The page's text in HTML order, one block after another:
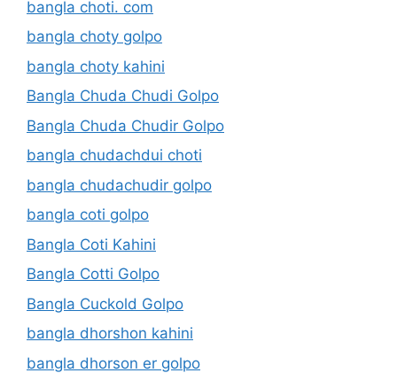
bangla choti. com
bangla choty golpo
bangla choty kahini
Bangla Chuda Chudi Golpo
Bangla Chuda Chudir Golpo
bangla chudachdui choti
bangla chudachudir golpo
bangla coti golpo
Bangla Coti Kahini
Bangla Cotti Golpo
Bangla Cuckold Golpo
bangla dhorshon kahini
bangla dhorson er golpo